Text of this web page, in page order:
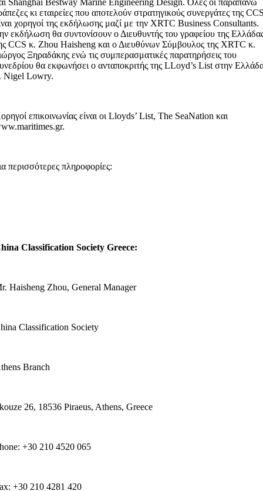
Shanghai Bestway Marine Engineering Design. Όλες οι παραπάνω
κι εταιρείες που αποτελούν στρατηγικούς συνεργάτες της
χορηγοί της εκδήλωσης μαζί με την XRTC Business Consultants.
εκδήλωση θα συντονίσουν ο Διευθυντής του γραφείου της
CCS κ. Zhou Haisheng και ο Διευθύνων Σύμβουλος της XRTC κ.
Ξηραδάκης ενώ τις συμπερασματικές παρατηρήσεις του
θα εκφωνήσει ο ανταποκριτής της LLoyd’s List στην
Nigel Lowry.
επικοινωνίας είναι οι Lloyds’ List, The SeaNation και
περισσότερες πληροφορίες:
Classification Society Greece:
Haisheng Zhou, General Manager
Classification Society
Branch
26, 18536 Piraeus, Athens, Greece
+30 210 4520 065
+30 210 4281 420